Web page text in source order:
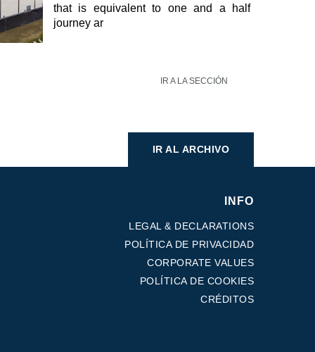
that is equivalent to one and a half
journey ar
IR A LA SECCIÓN
IR AL ARCHIVO
INFO
LEGAL & DECLARATIONS
POLÍTICA DE PRIVACIDAD
CORPORATE VALUES
POLÍTICA DE COOKIES
CRÉDITOS